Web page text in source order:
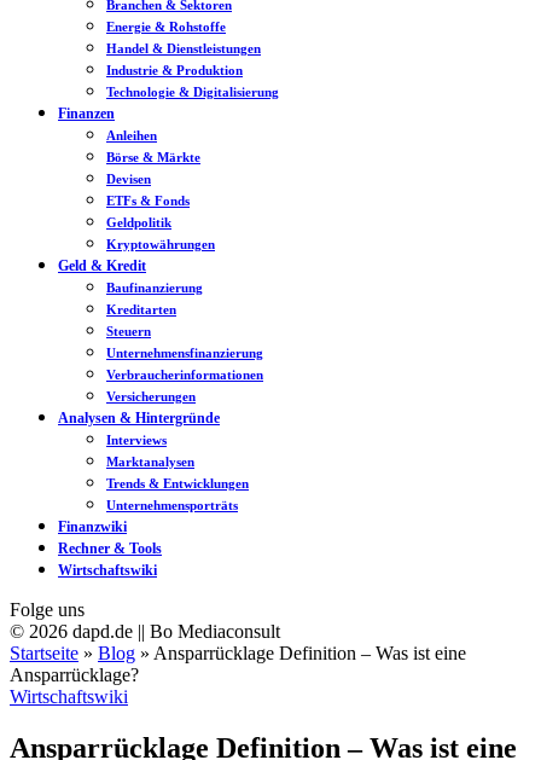
Branchen & Sektoren
Energie & Rohstoffe
Handel & Dienstleistungen
Industrie & Produktion
Technologie & Digitalisierung
Finanzen
Anleihen
Börse & Märkte
Devisen
ETFs & Fonds
Geldpolitik
Kryptowährungen
Geld & Kredit
Baufinanzierung
Kreditarten
Steuern
Unternehmensfinanzierung
Verbraucherinformationen
Versicherungen
Analysen & Hintergründe
Interviews
Marktanalysen
Trends & Entwicklungen
Unternehmensporträts
Finanzwiki
Rechner & Tools
Wirtschaftswiki
Folge uns
© 2026 dapd.de || Bo Mediaconsult
Startseite » Blog » Ansparrücklage Definition – Was ist eine
Ansparrücklage?
Wirtschaftswiki
Ansparrücklage Definition – Was ist eine